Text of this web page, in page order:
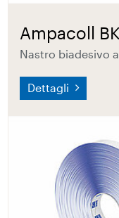
Ampacoll
Nastro biadesivo
Dettagli